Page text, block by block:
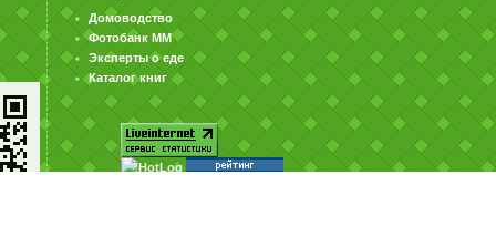
Домоводство
Фотобанк ММ
Эксперты о еде
Каталог книг